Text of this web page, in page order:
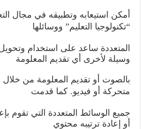
أمكن استيعابه وتطبيقه في مجال
“تكنولوجيا التعليم” ووسائلها
المتعددة ساعد على استخدام
وسيلة لأخرى أي تقديم المعلومة
بالصوت أو تقديم المعلومة من خلال
متحركة أو فيديو.كما قدمت
جميع الوسائط المتعددة التي تقوم
أو إعادة ترتيبه محتوي